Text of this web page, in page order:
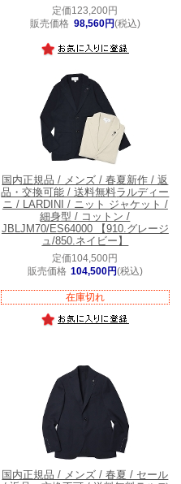
定価123,200円
販売価格 98,560円(税込)
国内正規品 / メンズ / 春夏新作 / 返
品・交換可能 / 送料無料ラルディー
ニ / LARDINI / ニット ジャケット /
細身型 / コットン /
JBLJM70/ES64000 【910.グレージ
ュ/850.ネイビー】
定価104,500円
販売価格 104,500円(税込)
在庫切れ
国内正規品 / メンズ / 春夏 / セール